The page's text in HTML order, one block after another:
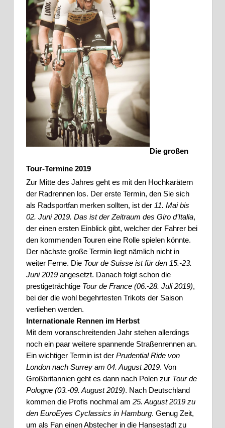
Die großen
Tour-Termine 2019
Zur Mitte des Jahres geht es mit den Hochkarätern
der Radrennen los. Der erste Termin, den Sie sich
als Radsportfan merken sollten, ist der 11. Mai bis
02. Juni 2019. Das ist der Zeitraum des Giro d’Italia,
der einen ersten Einblick gibt, welcher der Fahrer bei
den kommenden Touren eine Rolle spielen könnte.
Der nächste große Termin liegt nämlich nicht in
weiter Ferne. Die Tour de Suisse ist für den 15.-23.
Juni 2019 angesetzt. Danach folgt schon die
prestigeträchtige Tour de France (06.-28. Juli 2019),
bei der die wohl begehrtesten Trikots der Saison
verliehen werden.
Internationale Rennen im Herbst
Mit dem voranschreitenden Jahr stehen allerdings
noch ein paar weitere spannende Straßenrennen an.
Ein wichtiger Termin ist der Prudential Ride von
London nach Surrey am 04. August 2019. Von
Großbritannien geht es dann nach Polen zur Tour de
Pologne (03.-09. August 2019). Nach Deutschland
kommen die Profis nochmal am 25. August 2019 zu
den EuroEyes Cyclassics in Hamburg. Genug Zeit,
um als Fan einen Abstecher in die Hansestadt zu